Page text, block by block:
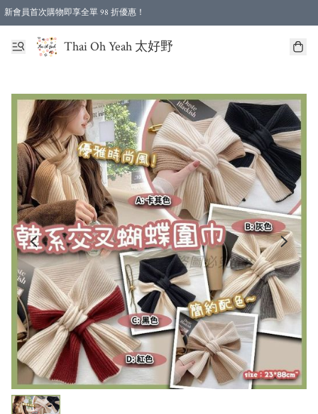
新會員首次購物即享全單 98 折優惠！
特選會員可享全單低至 96 折優惠！
Thai Oh Yeah 太好野